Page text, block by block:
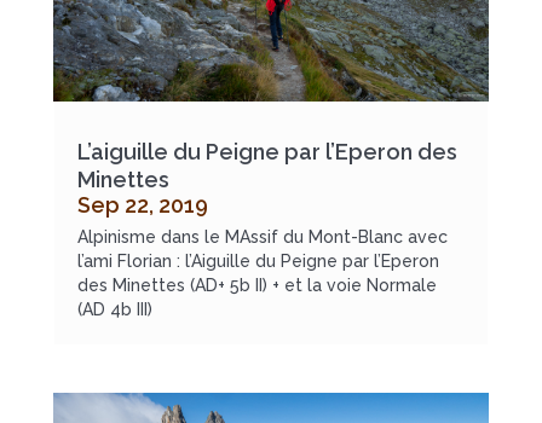
L’aiguille du Peigne par l’Eperon des
Minettes
Sep 22, 2019
Alpinisme dans le MAssif du Mont-Blanc avec
l’ami Florian : l’Aiguille du Peigne par l’Eperon
des Minettes (AD+ 5b II) + et la voie Normale
(AD 4b III)